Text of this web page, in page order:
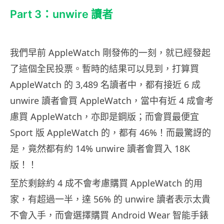
Part 3：unwire 讀者
我們早前 AppleWatch 剛發佈的一刻，就已經發起
了這個全民投票。暫時的結果可以見到，打算買
AppleWatch 的 3,489 名讀者中，都有接近 6 成
unwire 讀者會買 AppleWatch，當中有近 4 成會考
慮買 AppleWatch，亦即是鋼版；而會買最便宜
Sport 版 AppleWatch 的，都有 46%！而最驚訝的
是，竟然都有約 14% unwire 讀者會買入 18K
版！！
至於剩餘約 4 成不會考慮購買 AppleWatch 的用
家，有超過一半，達 56% 的 unwire 讀者表示太貴
不會入手，而會選擇購買 Android Wear 智能手錶